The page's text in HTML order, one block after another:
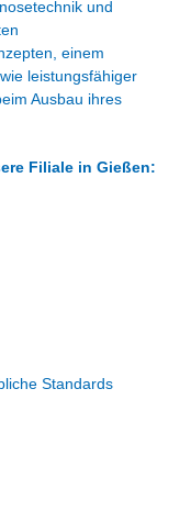
und
einem
leistungsfähiger
Ausbau ihres
Filiale in Gießen:
Standards